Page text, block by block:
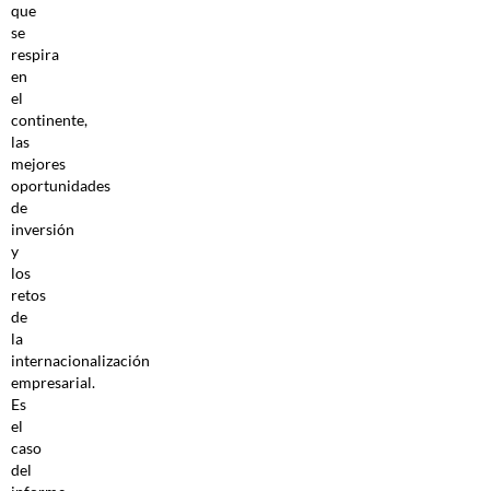
que
se
respira
en
el
continente,
las
mejores
oportunidades
de
inversión
y
los
retos
de
la
internacionalización
empresarial.
Es
el
caso
del